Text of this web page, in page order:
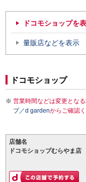
ドコモショップを
量販店などを表示
ドコモショップ
営業時間などは変更とな
プ／d gardenからご確認く
店舗名
ドコモショップむらやま店